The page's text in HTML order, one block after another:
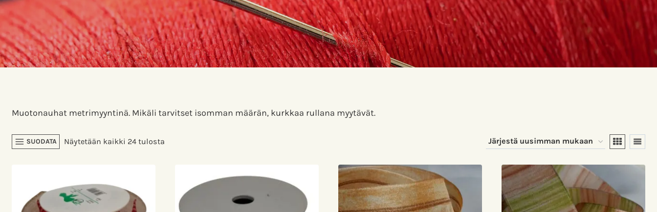
Muotonauhat metrimyyntinä. Mikäli tarvitset isomman määrän, kurkkaa rullana myytävät.
SUODATA Näytetään kaikki 24 tulosta